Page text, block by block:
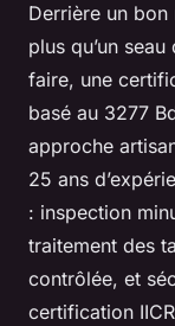
Derrière un
plus qu’un
faire, une
basé au 3277
approche
25 ans
: inspection
traitement des
contrôlée, et
certification